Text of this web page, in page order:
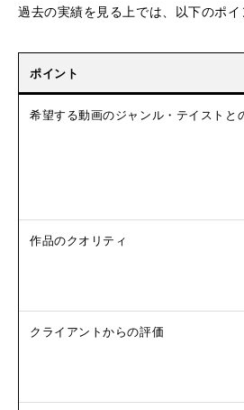
過去の実績を見る上では、以下のポイ
ポイント
希望する動画のジャンル・テイストと
作品のクオリティ
クライアントからの評価